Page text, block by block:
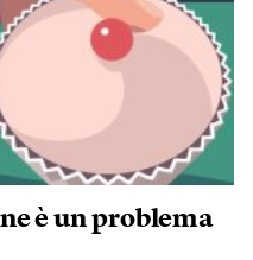
è un problema